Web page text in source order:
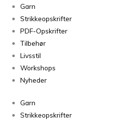
Garn
Strikkeopskrifter
PDF-Opskrifter
Tilbehør
Livsstil
Workshops
Nyheder
Garn
Strikkeopskrifter
Sandnes
Poppy
Chocolate
Chip
Cookie
3400
antal